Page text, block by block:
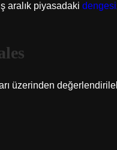
aralık piyasadaki
üzerinden